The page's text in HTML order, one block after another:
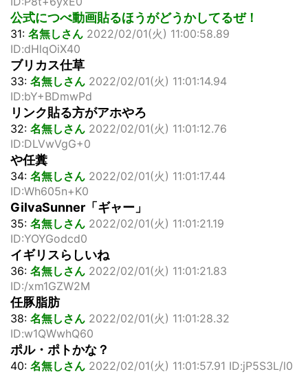
公式につべ動画貼るほうがどうかしてるぜ！
31: 名無しさん 2022/02/01(火) 11:00:58.89
ID:dHlqOiX40
ブリカス仕草
33: 名無しさん 2022/02/01(火) 11:01:14.94
ID:bY+BDmwPd
リンク貼る方がアホやろ
32: 名無しさん 2022/02/01(火) 11:01:12.76
ID:DLVwVgG+0
や任糞
34: 名無しさん 2022/02/01(火) 11:01:17.44
ID:Wh605n+K0
GilvaSunner「ギャー」
35: 名無しさん 2022/02/01(火) 11:01:21.19
ID:YOYGodcd0
イギリスらしいね
36: 名無しさん 2022/02/01(火) 11:01:21.83
ID:/xm1GZW2M
任豚脂肪
38: 名無しさん 2022/02/01(火) 11:01:28.32
ID:w1QWwhQ60
ポル・ポトかな？
40: 名無しさん 2022/02/01(火) 11:01:57.91 ID:jP5S3L/l0